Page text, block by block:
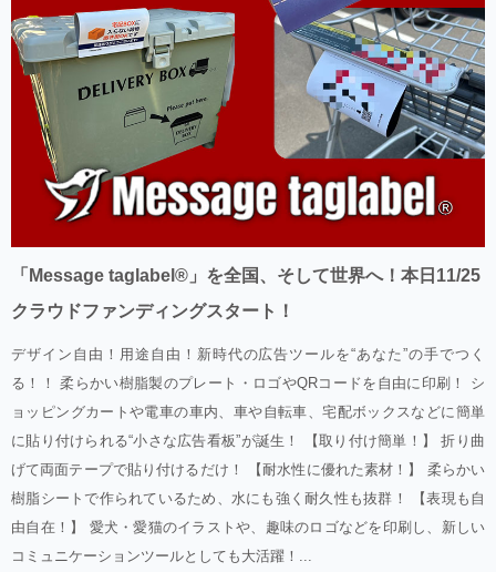
「Message taglabel®」を全国、そして世界へ！本日11/25
クラウドファンディングスタート！
デザイン自由！用途自由！新時代の広告ツールを“あなた”の手でつく
る！！ 柔らかい樹脂製のプレート・ロゴやQRコードを自由に印刷！ シ
ョッピングカートや電車の車内、車や自転車、宅配ボックスなどに簡単
に貼り付けられる“小さな広告看板”が誕生！ 【取り付け簡単！】 折り曲
げて両面テープで貼り付けるだけ！ 【耐水性に優れた素材！】 柔らかい
樹脂シートで作られているため、水にも強く耐久性も抜群！ 【表現も自
由自在！】 愛犬・愛猫のイラストや、趣味のロゴなどを印刷し、新しい
コミュニケーションツールとしても大活躍！...